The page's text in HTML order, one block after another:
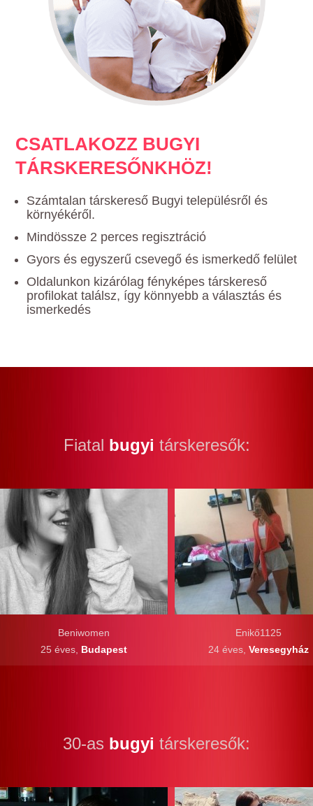
CSATLAKOZZ BUGYI
TÁRSKERESŐNKHÖZ!
Számtalan társkereső Bugyi településről és
környékéről.
Mindössze 2 perces regisztráció
Gyors és egyszerű csevegő és ismerkedő felület
Oldalunkon kizárólag fényképes társkereső
profilokat találsz, így könnyebb a választás és
ismerkedés
Fiatal bugyi társkeresők:
Beniwomen
25 éves, Budapest
Enikő1125
24 éves, Veresegyház
30-as bugyi társkeresők: